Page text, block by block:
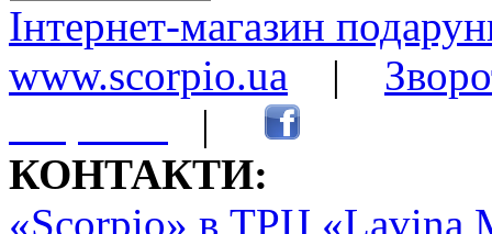
Інтернет-магазин
www.scorpio.ua |
|
КОНТАКТИ:
«Scorpio» в ТРЦ «Lavina